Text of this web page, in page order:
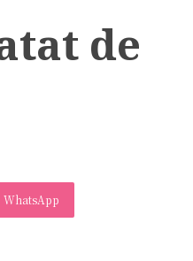
de
WhatsApp